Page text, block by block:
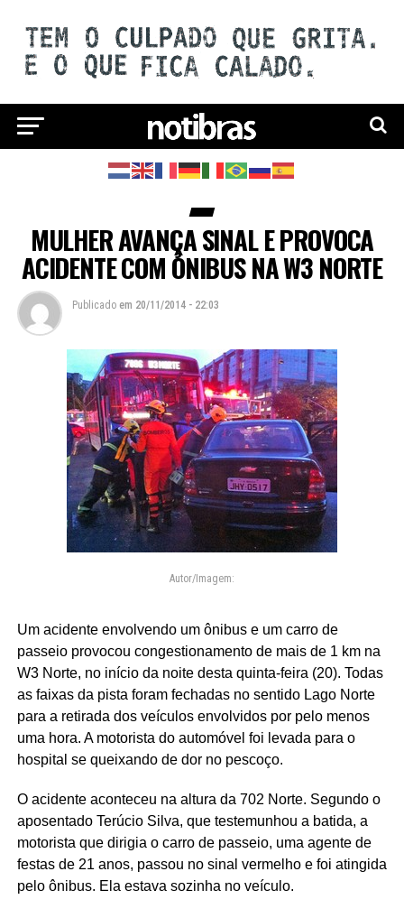
MULHER AVANÇA SINAL E PROVOCA
ACIDENTE COM ÔNIBUS NA W3 NORTE
Publicado em 20/11/2014 - 22:03
Autor/Imagem:
Um acidente envolvendo um ônibus e um carro de
passeio provocou congestionamento de mais de 1 km na
W3 Norte, no início da noite desta quinta-feira (20). Todas
as faixas da pista foram fechadas no sentido Lago Norte
para a retirada dos veículos envolvidos por pelo menos
uma hora. A motorista do automóvel foi levada para o
hospital se queixando de dor no pescoço.
O acidente aconteceu na altura da 702 Norte. Segundo o
aposentado Terúcio Silva, que testemunhou a batida, a
motorista que dirigia o carro de passeio, uma agente de
festas de 21 anos, passou no sinal vermelho e foi atingida
pelo ônibus. Ela estava sozinha no veículo.